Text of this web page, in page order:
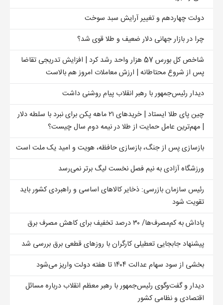
دولت چهاردهم و تغییر آرایش سبد سوخت
چرا در بازار جهانی دلار ضعیف و طلا قوی شد؟
شاخص کل بورس 57 هزار واحد رشد کرد | افزایش تدریجی تقاضا
پس از شروع محتاطانه | ارزش معاملات امروز هم بالاست
دیدار رئیس‌جمهور با رهبر انقلاب پیام روشنی داشت
چین پای طلا ایستاد | خریدهای ۲۱ ماهه پکن برای نبرد با سلطه دلار
| مهم‌ترین عامل حمایت از طلا در نیمه دوم سال چیست؟
بازسازی پس از جنگ، بازسازی حافظه، هویت و امید یک ملت است
ورزشگاه آزادی به نیم فصل نخست لیگ برتر نمی‌رسد
رئیس سازمان بازرسی: ذخایر کالاهای اساسی و راهبردی کشور باید
تقویت شود
پاداش به کم‌مصرف‌ها/ ۳۰ درصد تخفیف برای کاهش مصرف برق
پیشنهاد جابجایی تعطیلی کارگران با روزهای قطعی برق بررسی شد
بخشی از سود سهام عدالت ۱۴۰۴ تا هفته دولت واریز می‌شود
دیدار و گفت‌وگوی رئیس‌جمهور با رهبر معظم انقلاب درباره مسائل
اقتصادی و نظامی کشور